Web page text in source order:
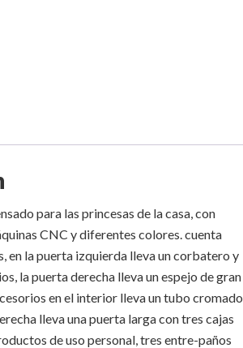
para las princesas de la casa, con
CNC y diferentes colores. cuenta
en la puerta izquierda lleva un corbatero y
la puerta derecha lleva un espejo de gran
en el interior lleva un tubo cromado
lleva una puerta larga con tres cajas
de uso personal, tres entre-paños